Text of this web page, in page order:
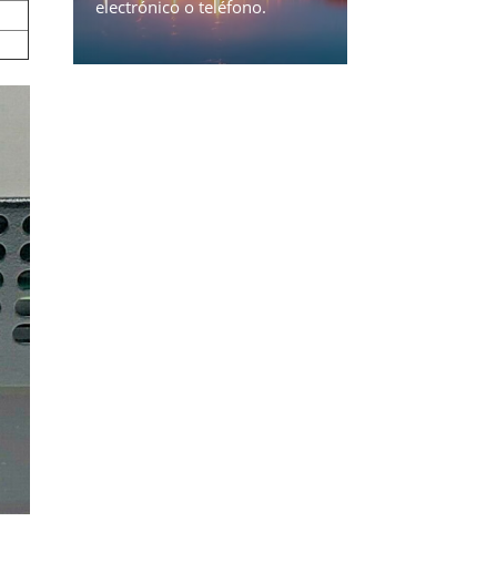
electrónico o teléfono.